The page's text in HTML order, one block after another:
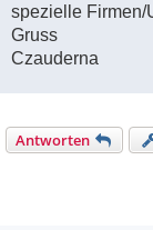
spezielle Firmen/
Gruss
Czauderna
Antworten